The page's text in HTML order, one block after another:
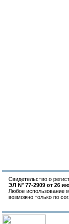
Свидетельство о
ЭЛ N° 77-2909 от 26
Любое использование
возможно только по